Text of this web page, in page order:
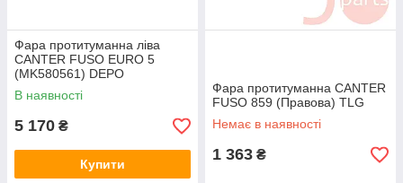
Фара протитуманна ліва
CANTER FUSO EURO 5
(MK580561) DEPO
В наявності
5 170 ₴
Купити
Фара протитуманна CANTER
FUSO 859 (Правова) TLG
Немає в наявності
1 363 ₴